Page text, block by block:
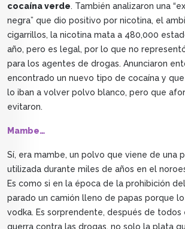
cocaína verde. También analizaron una
negra” que dio positivo por nicotina, el
cigarrillos, la nicotina mata a 480,000
año, pero es legal, por lo que no
para los agentes de drogas. Anunciaron
encontrado un nuevo tipo de cocaína y
lo iban a volver polvo blanco, pero que
evitaron.
Mambe…
Sí, era mambe, un polvo que viene de una
utilizada durante miles de años en el
Es como si en la época de la prohibición
parado un camión lleno de papas porque
vodka. Es sorprendente, después de todos
guerra contra las drogas, no solo la plata